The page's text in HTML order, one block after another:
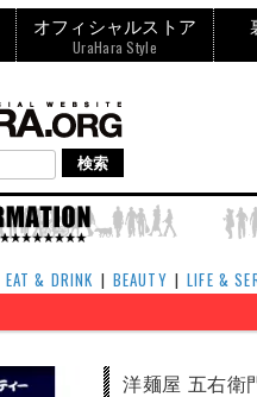
オフィシャルストア
UraHara Style
EAT & DRINK | BEAUTY | LIFE &
洋麺屋 五右衛